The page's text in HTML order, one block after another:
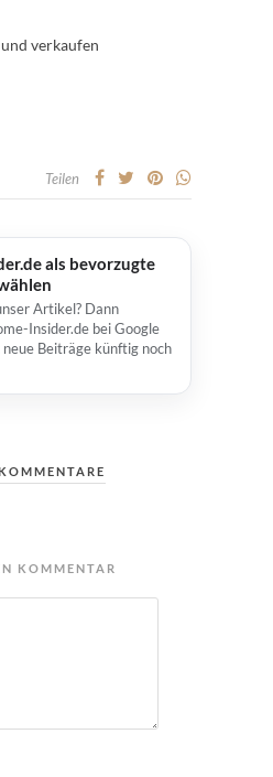
verkaufen
Teilen
als bevorzugte
Artikel? Dann
Insider.de bei Google
Beiträge künftig noch
KOMMENTAR